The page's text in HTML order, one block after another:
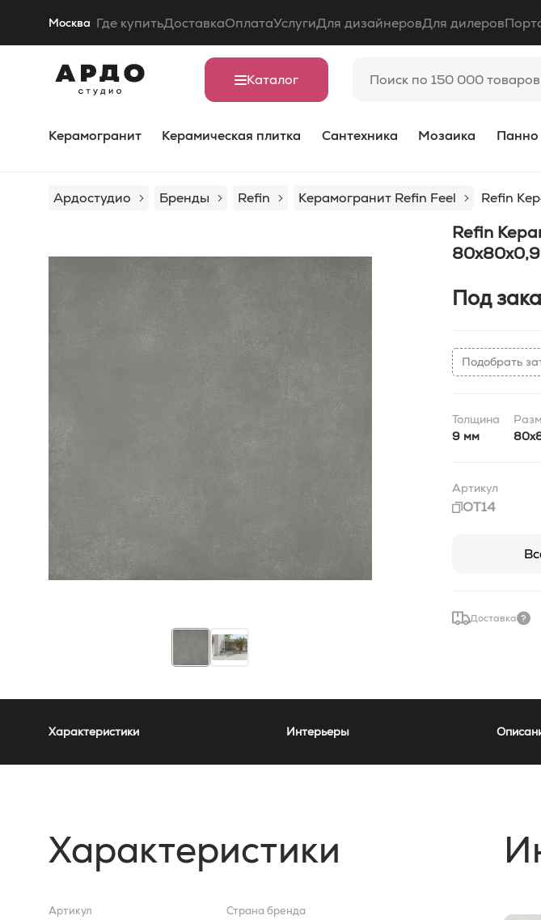
Москва Где купитьДоставкаОплатаУслугиДля дизайнеровДля дилеров
Каталог
Керамогранит Керамическая плитка Сантехника Мозаика Панно
Ардостудио Бренды Refin Керамогранит Refin Feel Refin
Refin
Под
Подобрать
Толщина
9 мм
Артикул
OT14
Доставка
Характеристики Интерьеры
Характеристики
Артикул Страна бренда